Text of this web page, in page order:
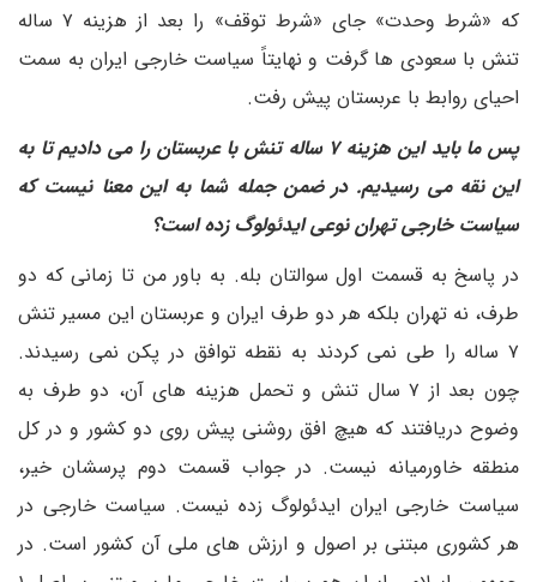
که «شرط وحدت» جای «شرط توقف» را بعد از هزینه ۷ ساله
تنش با سعودی ها گرفت و نهایتاً سیاست خارجی ایران به سمت
احیای روابط با عربستان پیش رفت.
پس ما باید این هزینه ۷ ساله تنش با عربستان را می دادیم تا به
این نقه می رسیدیم. در ضمن جمله شما به این معنا نیست که
سیاست خارجی تهران نوعی ایدئولوگ زده است؟
در پاسخ به قسمت اول سوالتان بله. به باور من تا زمانی که دو
طرف، نه تهران بلکه هر دو طرف ایران و عربستان این مسیر تنش
۷ ساله را طی نمی کردند به نقطه توافق در پکن نمی رسیدند.
چون بعد از ۷ سال تنش و تحمل هزینه های آن، دو طرف به
وضوح دریافتند که هیچ افق روشنی پیش روی دو کشور و در کل
منطقه خاورمیانه نیست. در جواب قسمت دوم پرسشان خیر،
سیاست خارجی ایران ایدئولوگ زده نیست. سیاست خارجی در
هر کشوری مبتنی بر اصول و ارزش های ملی آن کشور است. در